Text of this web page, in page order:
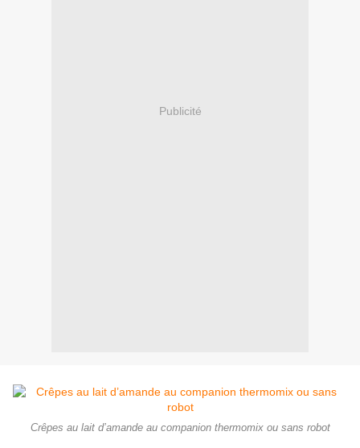
Publicité
Crêpes au lait d’amande au companion thermomix ou sans robot